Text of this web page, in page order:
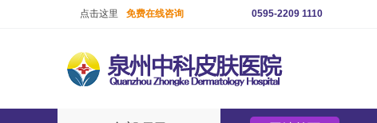
点击这里 免费在线咨询 0595-2209 1110